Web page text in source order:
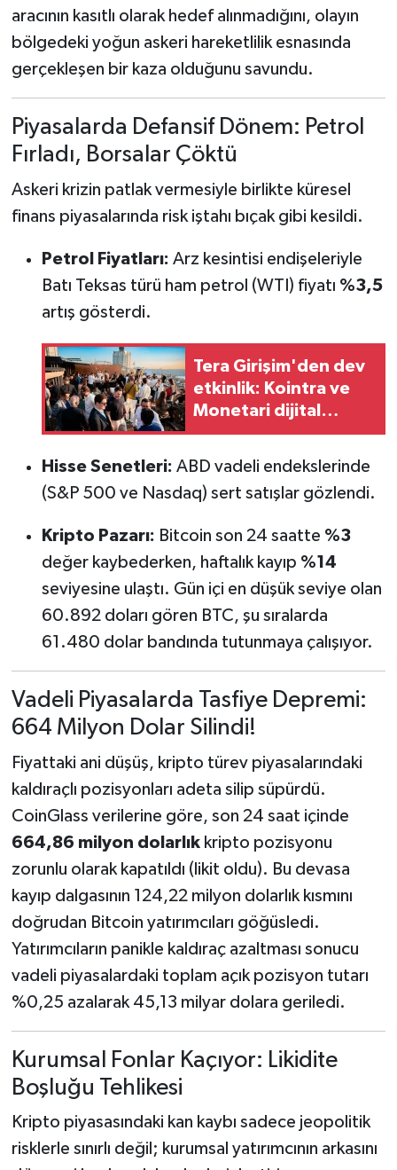
aracının kasıtlı olarak hedef alınmadığını, olayın
bölgedeki yoğun askeri hareketlilik esnasında
gerçekleşen bir kaza olduğunu savundu.
Piyasalarda Defansif Dönem: Petrol
Fırladı, Borsalar Çöktü
Askeri krizin patlak vermesiyle birlikte küresel
finans piyasalarında risk iştahı bıçak gibi kesildi.
Petrol Fiyatları: Arz kesintisi endişeleriyle
Batı Teksas türü ham petrol (WTI) fiyatı %3,5
artış gösterdi.
Tera Girişim'den dev
etkinlik: Kointra ve
Monetari dijital
finansın geleceğini
şekillendiriyor
Hisse Senetleri: ABD vadeli endekslerinde
(S&P 500 ve Nasdaq) sert satışlar gözlendi.
Kripto Pazarı: Bitcoin son 24 saatte %3
değer kaybederken, haftalık kayıp %14
seviyesine ulaştı. Gün içi en düşük seviye olan
60.892 doları gören BTC, şu sıralarda
61.480 dolar bandında tutunmaya çalışıyor.
Vadeli Piyasalarda Tasfiye Depremi:
664 Milyon Dolar Silindi!
Fiyattaki ani düşüş, kripto türev piyasalarındaki
kaldıraçlı pozisyonları adeta silip süpürdü.
CoinGlass verilerine göre, son 24 saat içinde
664,86 milyon dolarlıkkripto pozisyonu
zorunlu olarak kapatıldı (likit oldu). Bu devasa
kayıp dalgasının 124,22 milyon dolarlık kısmını
doğrudan Bitcoin yatırımcıları göğüsledi.
Yatırımcıların panikle kaldıraç azaltması sonucu
vadeli piyasalardaki toplam açık pozisyon tutarı
%0,25 azalarak 45,13 milyar dolara geriledi.
Kurumsal Fonlar Kaçıyor: Likidite
Boşluğu Tehlikesi
Kripto piyasasındaki kan kaybı sadece jeopolitik
risklerle sınırlı değil; kurumsal yatırımcının arkasını